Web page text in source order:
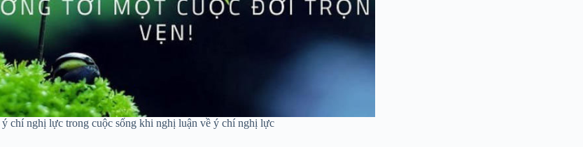
ý chí nghị lực trong cuộc sống khi nghị luận về ý chí nghị lực